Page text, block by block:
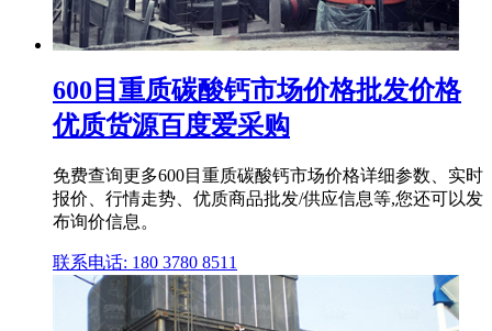
600目重质碳酸钙市场价格批发价格
优质货源百度爱采购
免费查询更多600目重质碳酸钙市场价格详细参数、实时
报价、行情走势、优质商品批发/供应信息等,您还可以发
布询价信息。
联系电话: 180 3780 8511